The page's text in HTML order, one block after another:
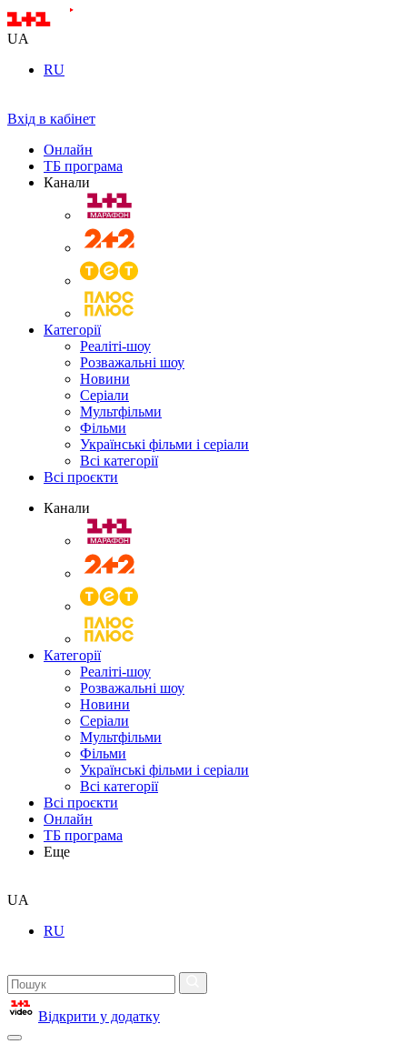
UA
RU
Вхід в кабінет
Онлайн
ТБ програма
Канали
Категорії
Реаліті-шоу
Розважальні шоу
Новини
Серіали
Мультфільми
Фільми
Українські фільми і серіали
Всі категорії
Всі проєкти
Канали
Категорії
Реаліті-шоу
Розважальні шоу
Новини
Серіали
Мультфільми
Фільми
Українські фільми і серіали
Всі категорії
Всі проєкти
Онлайн
ТБ програма
Еще
UA
RU
Відкрити у додатку